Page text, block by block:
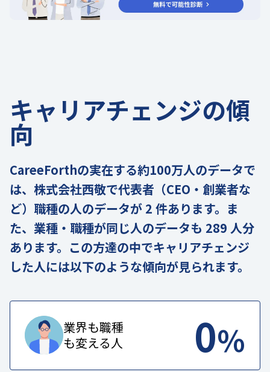
キャリアチェンジの傾
向
CareeForthの実在する約100万人のデータで
は、株式会社西敬で代表者（CEO・創業者な
ど）職種の人のデータが 2 件あります。ま
た、業種・職種が同じ人のデータも 289 人分
あります。この方達の中でキャリアチェンジ
した人には以下のような傾向が見られます。
業界も職種
も変える人
0%